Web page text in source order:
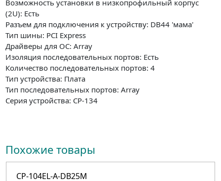
Возможность установки в низкопрофильный корпус
(2U): Есть
Разъем для подключения к устройству: DB44 'мама'
Тип шины: PCI Express
Драйверы для ОС: Array
Изоляция последовательных портов: Есть
Количество последовательных портов: 4
Тип устройства: Плата
Тип последовательных портов: Array
Серия устройства: CP-134
Похожие товары
CP-104EL-A-DB25M